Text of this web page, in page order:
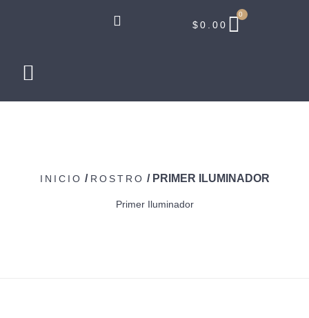
$0.00
0
INICIO / ROSTRO / PRIMER ILUMINADOR
Primer Iluminador